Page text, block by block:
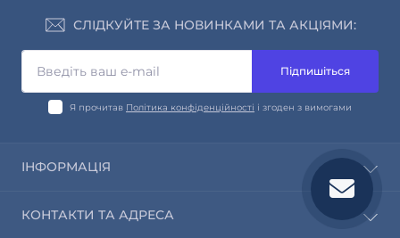
СЛІДКУЙТЕ ЗА НОВИНКАМИ ТА АКЦІЯМИ:
Підпишіться
Я прочитав Політика конфіденційності і згоден з вимогами
ІНФОРМАЦІЯ
Інформація про доставку та оплату
КОНТАКТИ ТА АДРЕСА